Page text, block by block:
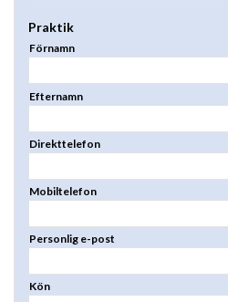
Praktik
Förnamn
Efternamn
Direkttelefon
Mobiltelefon
Personlig e-post
Kön